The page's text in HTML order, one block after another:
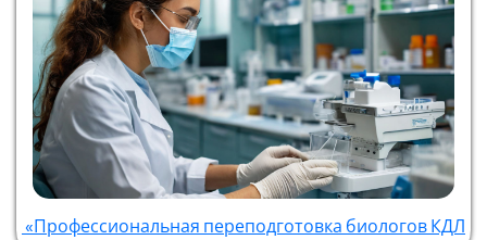
«Профессиональная переподготовка биологов КДЛ